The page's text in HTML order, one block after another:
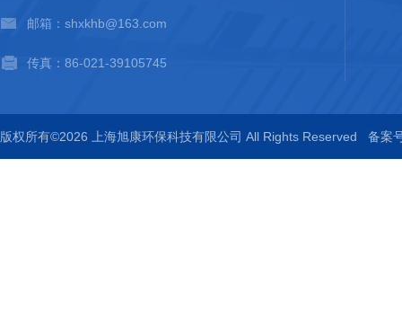
邮箱：shxkhb@163.com
传真：86-021-39105745
版权所有©2026 上海旭康环保科技有限公司 All Rights Reserved 备案